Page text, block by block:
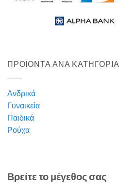
ΠΡΟΙΟΝΤΑ ΑΝΑ ΚΑΤΗΓΟΡΙΑ
Ανδρικά
Γυναικεία
Παιδικά
Ρούχα
Βρείτε το μέγεθος σας